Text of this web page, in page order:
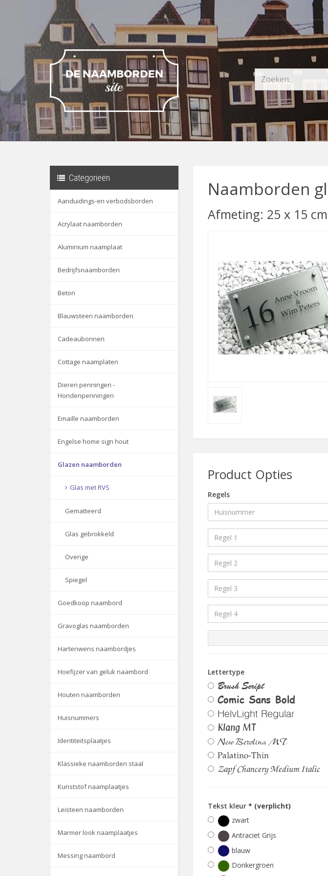
Categorieën
Aanduidings-en verbodsborden
Acrylaat naamborden
Aluminium naamplaat
Bedrijfsnaamborden
Beton
Blauwsteen naamborden
Cadeaubonnen
Cottage naamplaten
Dieren penningen -
Hondenpenningen
Emaille naamborden
Engelse home sign hout
Glazen naamborden
Glas met RVS
Gematteerd
Glas gebrokkeld
Overige
Spiegel
Goedkoop naambord
Gravoglas naamborden
Hartenwens naambordjes
Hoefijzer van geluk naambord
Houten naamborden
Huisnummers
Identiteitsplaatjes
Klassieke naamborden staal
Kunststof naamplaatjes
Leisteen naamborden
Marmer look naamplaatjes
Messing naambord
Naamborden
Afmeting: 25 x 15 cm
Product Opties
Regels
Lettertype
Brush Script
Comic Sans Bold
HelvLight Regular
Klang MT
New Berolina MT
Palatino-Thin
Zapf Chancery Medium Italic
Tekst kleur * (verplicht)
zwart
Antraciet Grijs
blauw
Donkergroen